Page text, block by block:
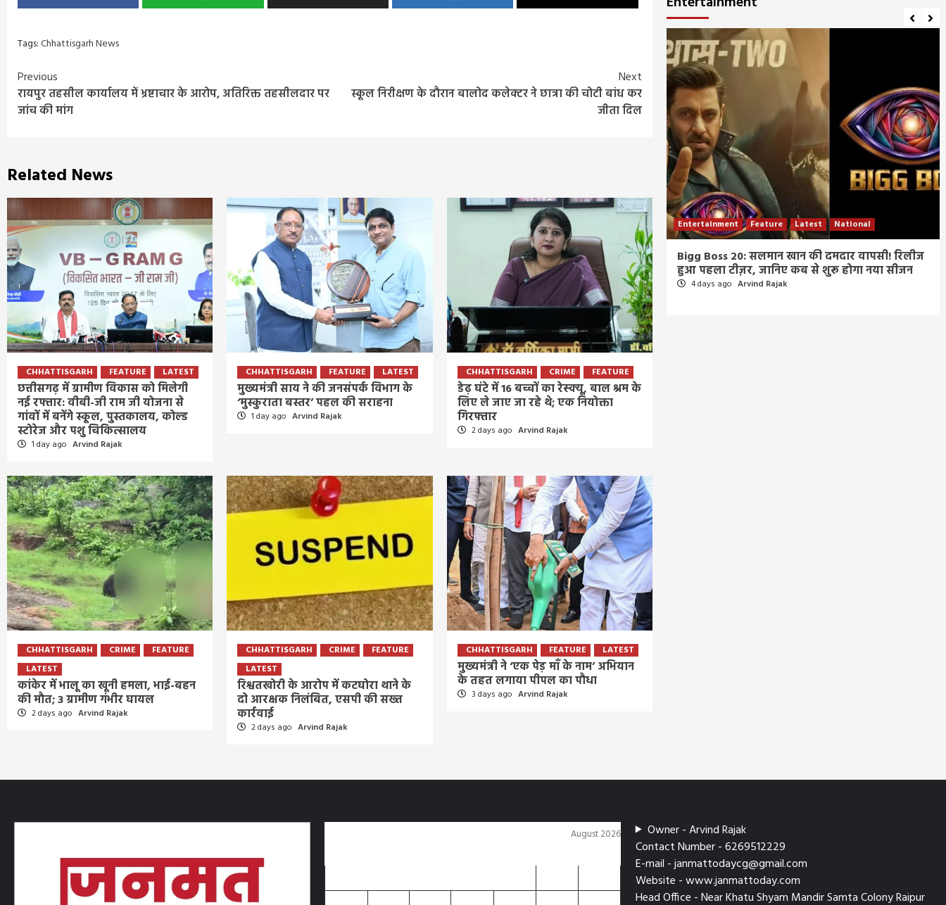
Tags:Chhattisgarh News
Continue
Reading
Previous
रायपुर तहसील कार्यालय में भ्रष्टाचार के आरोप, अतिरिक्त तहसीलदार पर
जांच की मांग
Next
स्कूल निरीक्षण के दौरान बालोद कलेक्टर ने छात्रा की चोटी बांध कर
जीता दिल
Related News
CHHATTISGARH FEATURE LATEST
छत्तीसगढ़ में ग्रामीण विकास को मिलेगी
नई रफ्तार: वीबी-जी राम जी योजना से
गांवों में बनेंगे स्कूल, पुस्तकालय, कोल्ड
स्टोरेज और पशु चिकित्सालय
1 day ago Arvind Rajak
CHHATTISGARH FEATURE LATEST
मुख्यमंत्री साय ने की जनसंपर्क विभाग के
‘मुस्कुराता बस्तर’ पहल की सराहना
1 day ago Arvind Rajak
CHHATTISGARH CRIME FEATURE
डेढ़ घंटे में 16 बच्चों का रेस्क्यू, बाल श्रम के
लिए ले जाए जा रहे थे; एक नियोक्ता
गिरफ्तार
2 days ago Arvind Rajak
CHHATTISGARH CRIME
FEATURE
LATEST
कांकेर में भालू का खूनी हमला, भाई-बहन
की मौत; 3 ग्रामीण गंभीर घायल
2 days ago Arvind Rajak
CHHATTISGARH CRIME
FEATURE
LATEST
रिश्वतखोरी के आरोप में कटघोरा थाने के
दो आरक्षक निलंबित, एसपी की सख्त
कार्रवाई
2 days ago Arvind Rajak
CHHATTISGARH FEATURE LATEST
मुख्यमंत्री ने ‘एक पेड़ माँ के नाम’ अभियान
के तहत लगाया पीपल का पौधा
3 days ago Arvind Rajak
Entertainment Latest National
दिग्गज पार्श्व गायिका जमुना रानी का निधन, 88 वर्ष की उम्र
में ली अंतिम सांस, 6000 से अधिक गीतों को दी थी
आवाज
6 days ago Arvind Rajak
Entertainment Feature Latest National
Bigg Boss 20: सलमान खान की दमदार वापसी! रिलीज
हुआ पहला टीज़र, जानिए कब से शुरू होगा नया सीजन
4 days ago Arvind Rajak
August 2026
Owner - Arvind Rajak
Contact Number - 6269512229
E-mail - janmattodaycg@gmail.com
Website - www.janmattoday.com
Head Office - Near Khatu Shyam Mandir Samta Colony Raipur